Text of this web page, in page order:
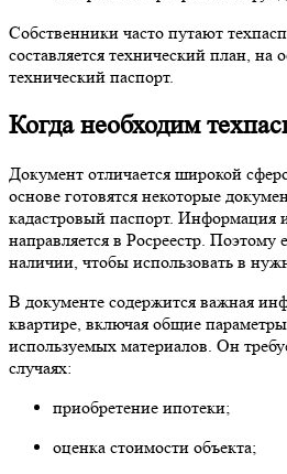
Собственники часто путают
составляется технический план, на
технический паспорт.
Когда необходим
Документ отличается широкой
основе готовятся некоторые
кадастровый паспорт. Информация
направляется в Росреестр. Поэтому
наличии, чтобы использовать в
В документе содержится важная
квартире, включая общие
используемых материалов. Он
случаях:
приобретение ипотеки;
оценка стоимости объекта;